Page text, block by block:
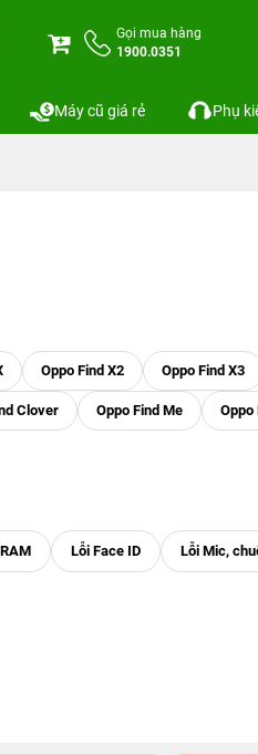
Gọi mua hàng
1900.0351
Máy cũ giá rẻ Phụ
Oppo Find X2 Oppo Find X3
Clover Oppo Find Me Oppo